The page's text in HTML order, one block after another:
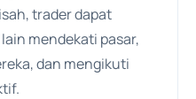
trader dapat
mendekati pasar,
dan mengikuti